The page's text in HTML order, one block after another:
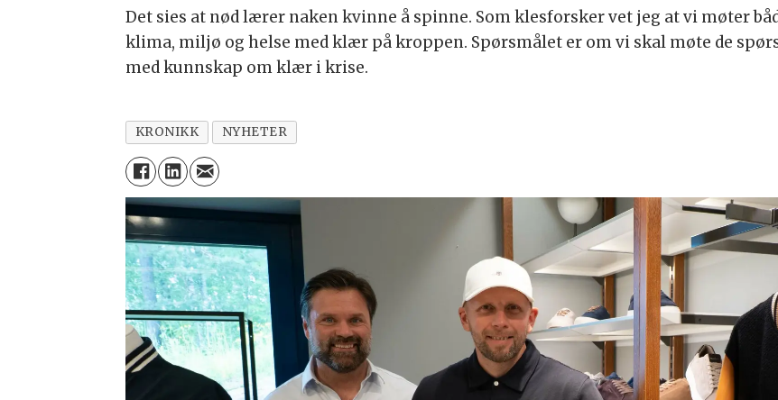
Det sies at nød lærer naken kvinne å spinne. Som klesforsker vet jeg at vi møter
klima, miljø og helse med klær på kroppen. Spørsmålet er om vi skal møte de
med kunnskap om klær i krise.
KRONIKK NYHETER